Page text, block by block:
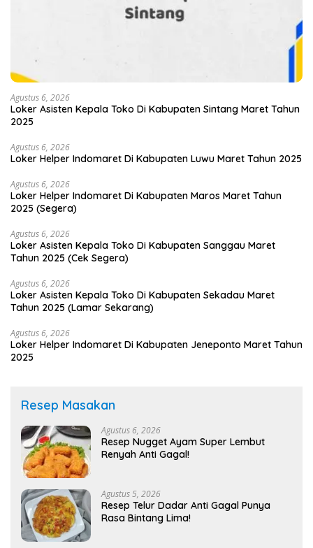
Agustus 6, 2026
Loker Asisten Kepala Toko Di Kabupaten Sintang Maret Tahun
2025
Agustus 6, 2026
Loker Helper Indomaret Di Kabupaten Luwu Maret Tahun 2025
Agustus 6, 2026
Loker Helper Indomaret Di Kabupaten Maros Maret Tahun
2025 (Segera)
Agustus 6, 2026
Loker Asisten Kepala Toko Di Kabupaten Sanggau Maret
Tahun 2025 (Cek Segera)
Agustus 6, 2026
Loker Asisten Kepala Toko Di Kabupaten Sekadau Maret
Tahun 2025 (Lamar Sekarang)
Agustus 6, 2026
Loker Helper Indomaret Di Kabupaten Jeneponto Maret Tahun
2025
Resep Masakan
Agustus 6, 2026
Resep Nugget Ayam Super Lembut
Renyah Anti Gagal!
Agustus 5, 2026
Resep Telur Dadar Anti Gagal Punya
Rasa Bintang Lima!